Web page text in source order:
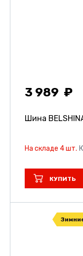
3 989
Шина
На складе 4 шт.
КУПИТЬ